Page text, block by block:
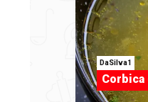
DaSilva1
Corbica